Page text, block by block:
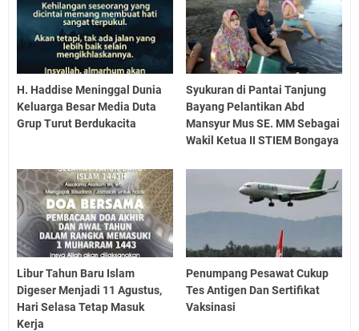
H. Haddise Meninggal Dunia
Keluarga Besar Media Duta
Grup Turut Berdukacita
Syukuran di Pantai Tanjung
Bayang Pelantikan Abd
Mansyur Mus SE. MM Sebagai
Wakil Ketua II STIEM Bongaya
Libur Tahun Baru Islam
Digeser Menjadi 11 Agustus,
Hari Selasa Tetap Masuk
Kerja
Penumpang Pesawat Cukup
Tes Antigen Dan Sertifikat
Vaksinasi